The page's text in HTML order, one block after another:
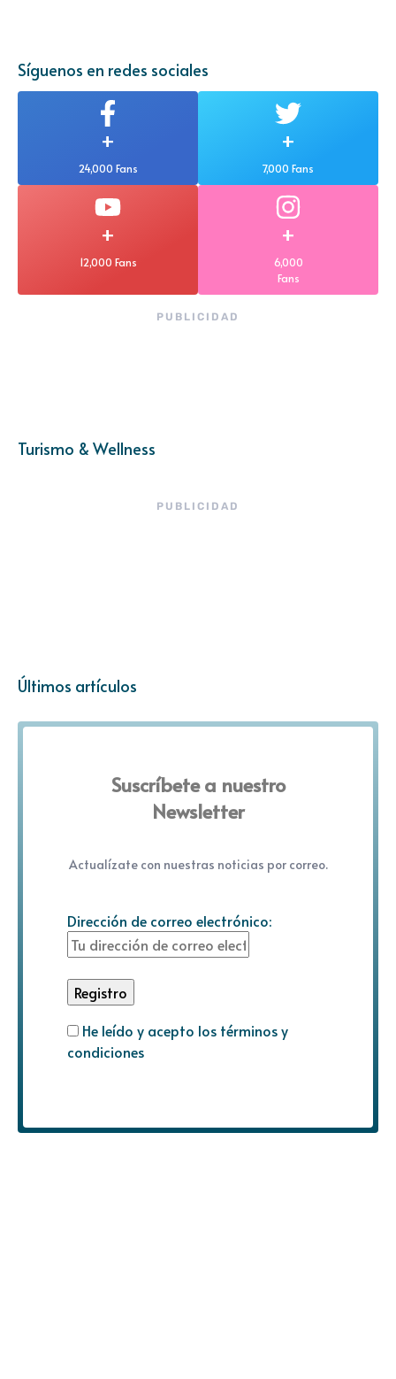
Síguenos en redes sociales
+
24,000 Fans
+
7,000 Fans
+
12,000 Fans
+
6,000
Fans
PUBLICIDAD
Turismo & Wellness
PUBLICIDAD
Últimos artículos
Suscríbete a nuestro
Newsletter
Actualízate con nuestras noticias por correo.
Dirección de correo electrónico:
He leído y acepto los términos y
condiciones